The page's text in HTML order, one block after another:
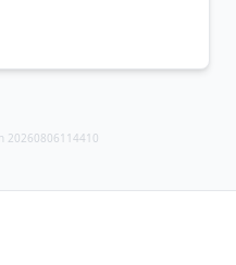
20260806114410